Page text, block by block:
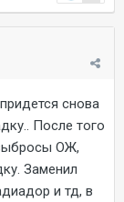
снова
После того
ОЖ,
Заменил
и тд, в